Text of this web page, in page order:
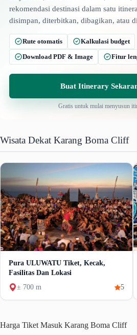
rekomendasi destinasi dalam satu
disimpan, diterbitkan, dibagikan, atau
Rute otomatis
Kalkulasi budget
Download PDF & Image
Fitur
Buat Itinerary
Gratis untuk mulai menyusun
Wisata Dekat Karang Boma Cliff
Pura ULUWATU Tiket, Kecak,
Fasilitas Dan Lokasi
± 700 m
5
Harga Tiket Masuk Karang Boma Cliff